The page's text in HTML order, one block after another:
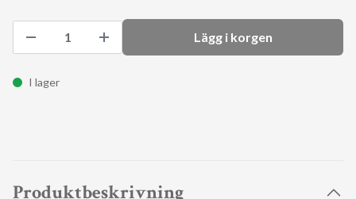
Lägg i korgen
I lager
Produktbeskrivning